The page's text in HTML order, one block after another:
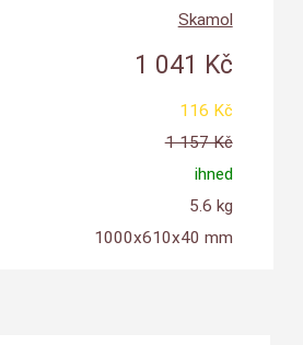
Skamol
1 041 Kč
116 Kč
1 157 Kč
ihned
5.6 kg
1000x610x40 mm